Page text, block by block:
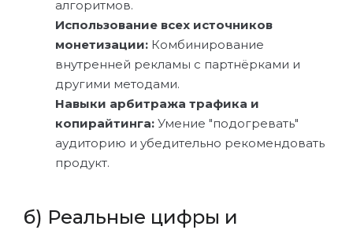
алгоритмов.
Использование всех источников
монетизации: Комбинирование
внутренней рекламы с партнёрками и
другими методами.
Навыки арбитража трафика и
копирайтинга: Умение "подогревать"
аудиторию и убедительно рекомендовать
продукт.
б) Реальные цифры и